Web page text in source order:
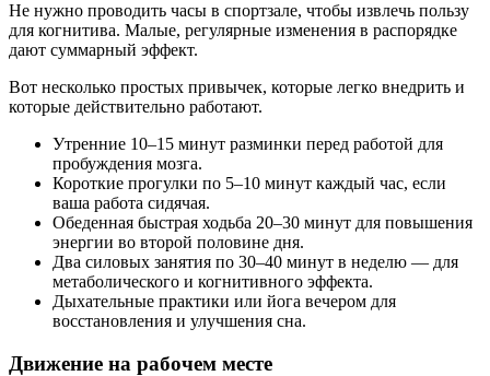
Не нужно проводить часы в спортзале, чтобы извлечь пользу
для когнитива. Малые, регулярные изменения в распорядке
дают суммарный эффект.
Вот несколько простых привычек, которые легко внедрить и
которые действительно работают.
Утренние 10–15 минут разминки перед работой для
пробуждения мозга.
Короткие прогулки по 5–10 минут каждый час, если
ваша работа сидячая.
Обеденная быстрая ходьба 20–30 минут для повышения
энергии во второй половине дня.
Два силовых занятия по 30–40 минут в неделю — для
метаболического и когнитивного эффекта.
Дыхательные практики или йога вечером для
восстановления и улучшения сна.
Движение на рабочем месте